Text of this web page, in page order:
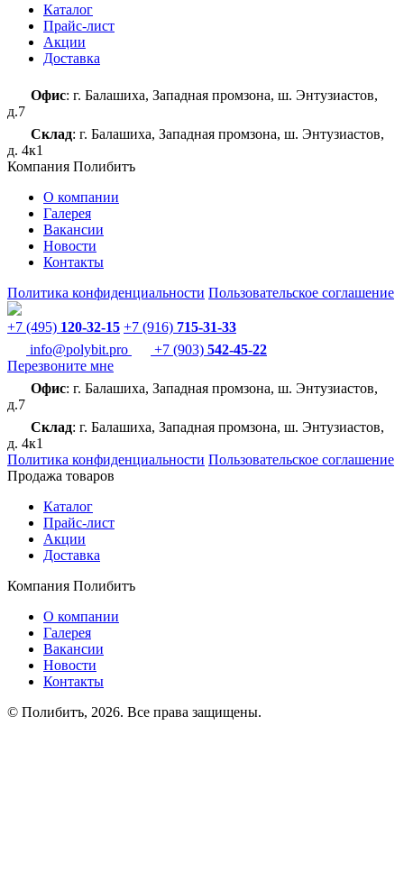
Каталог
Прайс-лист
Акции
Доставка
Офис: г. Балашиха, Западная промзона, ш. Энтузиастов,
д.7
Склад: г. Балашиха, Западная промзона, ш. Энтузиастов,
д. 4к1
Компания Полибитъ
О компании
Галерея
Вакансии
Новости
Контакты
Политика конфиденциальности Пользовательское соглашение
+7 (495) 120-32-15 +7 (916) 715-31-33
info@polybit.pro
+7 (903) 542-45-22
Перезвоните мне
Офис: г. Балашиха, Западная промзона, ш. Энтузиастов,
д.7
Склад: г. Балашиха, Западная промзона, ш. Энтузиастов,
д. 4к1
Политика конфиденциальности Пользовательское соглашение
Продажа товаров
Каталог
Прайс-лист
Акции
Доставка
Компания Полибитъ
О компании
Галерея
Вакансии
Новости
Контакты
© Полибитъ, 2026. Все права защищены.